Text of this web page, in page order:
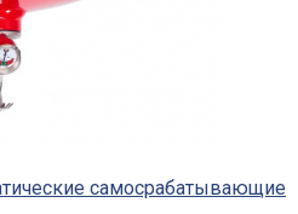
самосрабатывающие